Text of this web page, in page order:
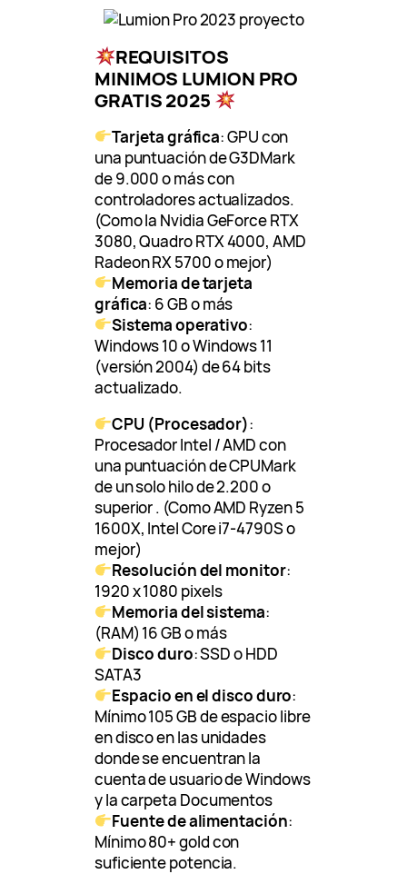
REQUISITOS
MINIMOS LUMION PRO
GRATIS 2025
Tarjeta gráfica: GPU con
una puntuación de G3DMark
de 9.000 o más con
controladores actualizados.
(Como la Nvidia GeForce RTX
3080, Quadro RTX 4000, AMD
Radeon RX 5700 o mejor)
Memoria de tarjeta
gráfica: 6 GB o más
Sistema operativo:
Windows 10 o Windows 11
(versión 2004) de 64 bits
actualizado.
CPU (Procesador):
Procesador Intel / AMD con
una puntuación de CPUMark
de un solo hilo de 2.200 o
superior . (Como AMD Ryzen 5
1600X, Intel Core i7-4790S o
mejor)
Resolución del monitor:
1920 x 1080 pixels
Memoria del sistema:
(RAM) 16 GB o más
Disco duro: SSD o HDD
SATA3
Espacio en el disco duro:
Mínimo 105 GB de espacio libre
en disco en las unidades
donde se encuentran la
cuenta de usuario de Windows
y la carpeta Documentos
Fuente de alimentación:
Mínimo 80+ gold con
suficiente potencia.